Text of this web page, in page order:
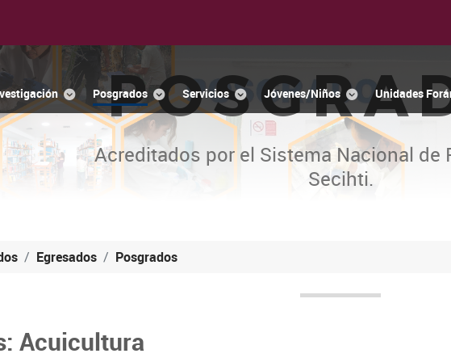
Posgrados Servicios Jóvenes/Niños Unidades
Acreditados por el Sistema Nacional de
Secihti.
Egresados Posgrados
Acuicultura